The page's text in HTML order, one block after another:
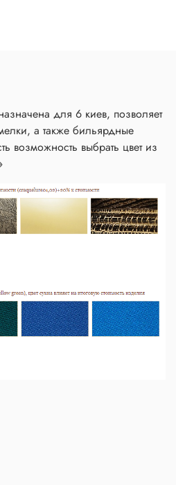
для 6 киев, позволяет
а также бильярдные
возможность выбрать цвет из